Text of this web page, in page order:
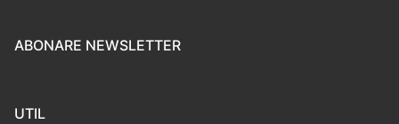
Noutăți
ABONARE NEWSLETTER
UTIL